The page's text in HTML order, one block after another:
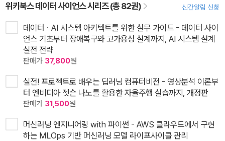
위키북스 데이터 사이언스 시리즈 (총 82권) 신간알림 신청
데이터ㆍAI 시스템 아키텍트를 위한 실무 가이드 - 데이터 사이
언스 기초부터 장애복구와 고가용성 설계까지, AI 시스템 설계
실전 전략
판매가 37,800원
실전! 프로젝트로 배우는 딥러닝 컴퓨터비전 - 영상분석 이론부
터 엔비디아 젯슨 나노를 활용한 자율주행 실습까지, 개정판
판매가 31,500원
머신러닝 엔지니어링 with 파이썬 - AWS 클라우드에서 구현
하는 MLOps 기반 머신러닝 모델 라이프사이클 관리